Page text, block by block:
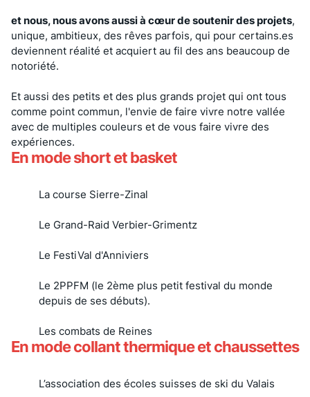
et nous, nous avons aussi à cœur de soutenir des projets,
unique, ambitieux, des rêves parfois, qui pour certains.es
deviennent réalité et acquiert au fil des ans beaucoup de
notoriété.
Et aussi des petits et des plus grands projet qui ont tous
comme point commun, l'envie de faire vivre notre vallée
avec de multiples couleurs et de vous faire vivre des
expériences.
En mode short et basket
La course Sierre-Zinal
Le Grand-Raid Verbier-Grimentz
Le FestiVal d'Anniviers
Le 2PPFM (le 2ème plus petit festival du monde
depuis de ses débuts).
Les combats de Reines
En mode collant thermique et chaussettes
L’association des écoles suisses de ski du Valais